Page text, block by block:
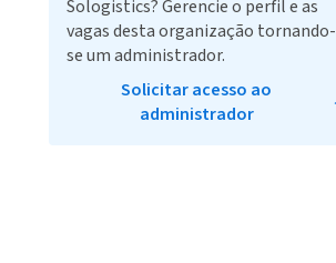
Sologistics? Gerencie o perfil e as
vagas desta organização tornando-
se um administrador.
Solicitar acesso ao
administrador